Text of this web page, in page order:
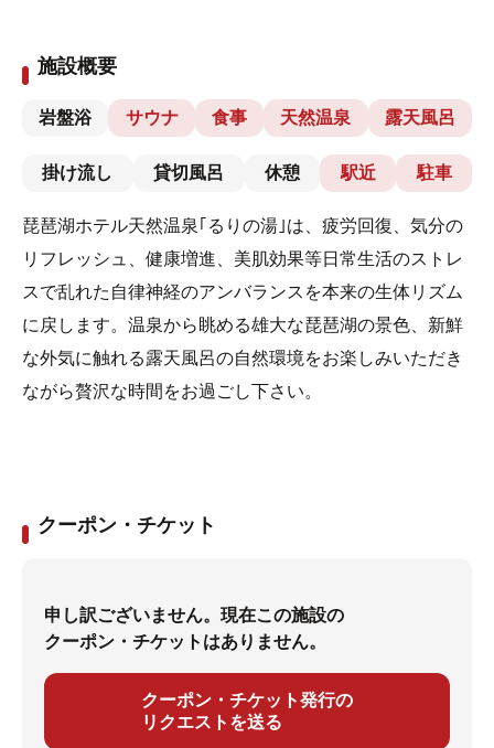
施設概要
岩盤浴 サウナ 食事 天然温泉 露天風呂
掛け流し 貸切風呂 休憩 駅近 駐車
琵琶湖ホテル天然温泉｢るりの湯｣は、疲労回復、気分の
リフレッシュ、健康増進、美肌効果等日常生活のストレ
スで乱れた自律神経のアンバランスを本来の生体リズム
に戻します。温泉から眺める雄大な琵琶湖の景色、新鮮
な外気に触れる露天風呂の自然環境をお楽しみいただき
ながら贅沢な時間をお過ごし下さい。
クーポン・チケット
申し訳ございません。現在この施設の
クーポン・チケットはありません。
クーポン・チケット発行の
リクエストを送る